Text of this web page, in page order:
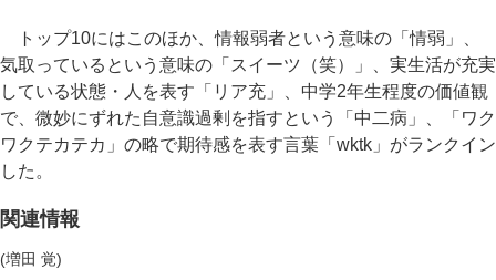
トップ10にはこのほか、情報弱者という意味の「情弱」、
気取っているという意味の「スイーツ（笑）」、実生活が充実
している状態・人を表す「リア充」、中学2年生程度の価値観
で、微妙にずれた自意識過剰を指すという「中二病」、「ワク
ワクテカテカ」の略で期待感を表す言葉「wktk」がランクイン
した。
関連情報
(増田 覚)